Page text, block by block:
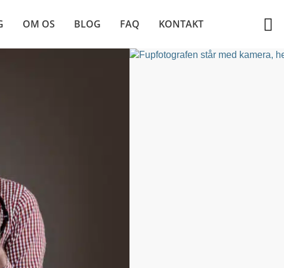
OM OS BLOG FAQ KONTAKT